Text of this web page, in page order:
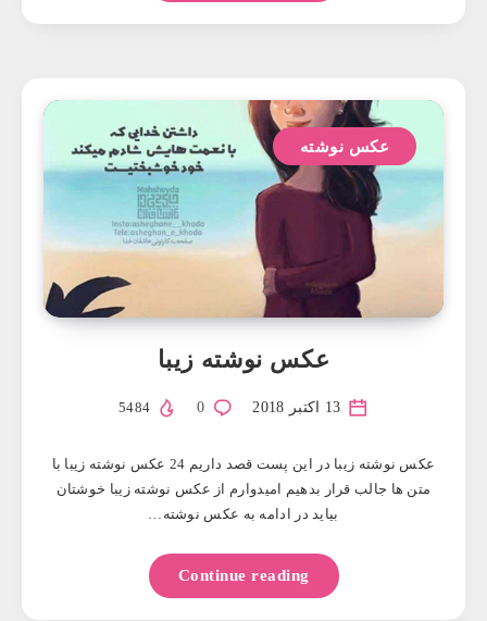
عکس نوشته
عکس نوشته زیبا
0
عکس نوشته زیبا در این پست قصد داریم 24 عکس نوشته زیبا با
متن ها جالب قرار بدهیم امیدوارم از عکس نوشته زیبا خوشتان
بیاید در ادامه به عکس نوشته…
Continue reading